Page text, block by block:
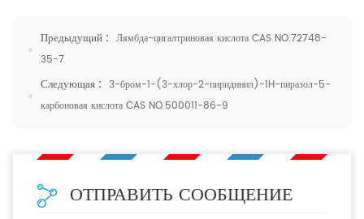
Предыдущий : Лямбда-цигалтриновая кислота CAS NO.72748-
35-7
Следующая : 3-бром-1-(3-хлор-2-пиридинил)-1H-пиразол-5-
карбоновая кислота CAS NO.500011-86-9
ОТПРАВИТЬ СООБЩЕНИЕ